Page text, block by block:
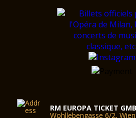
RM EUROPA TICKET
Wohllebengasse 6/2,